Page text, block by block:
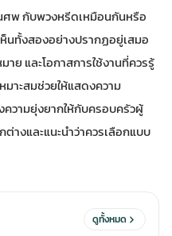
พ กับพวงหรีดเหมือนกันหรือ
ห็นทั้งสองอย่างปรากฏอยู่เสมอ
ย และโอกาสการใช้งานที่ควรรู้
าะสมช่วยให้แสดงความ
ความยุ่งยากให้กับครอบครัวผู้
างและแนะนำว่าควรเลือกแบบ
ดูทั้งหมด